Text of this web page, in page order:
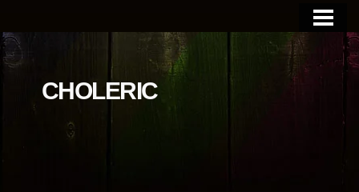
OM SIDAN
CHOLERIC